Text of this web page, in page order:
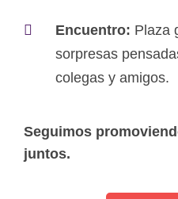
Encuentro: Plaza
sorpresas
colegas y amigos.
Seguimos
juntos.